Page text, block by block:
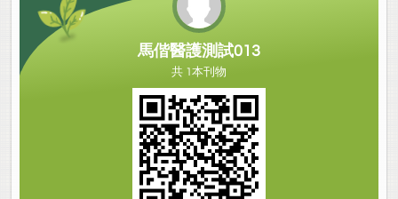
馬偕醫護測試013
共 1本刊物